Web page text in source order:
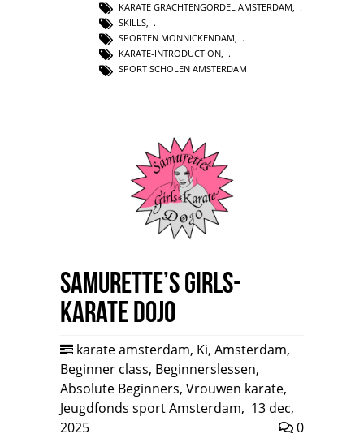
KARATE GRACHTENGORDEL AMSTERDAM,
SKILLS,
SPORTEN MONNICKENDAM,
KARATE-INTRODUCTION,
SPORT SCHOLEN AMSTERDAM
Samurette’s Girls-
Karate Dojo
karate amsterdam, Ki, Amsterdam,
Beginner class, Beginnerslessen,
Absolute Beginners, Vrouwen karate,
Jeugdfonds sport Amsterdam, 13 dec,
2025
0